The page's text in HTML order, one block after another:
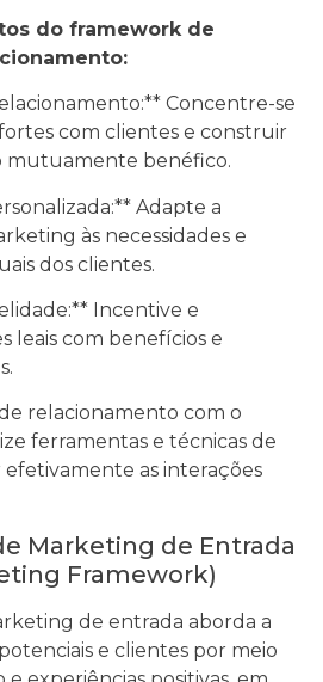
do framework de
Concentre-se
com clientes e construir
mutuamente benéfico.
Adapte a
às necessidades e
dos clientes.
Incentive e
leais com benefícios e
relacionamento com o
ferramentas e técnicas de
efetivamente as interações
Marketing de Entrada
Framework)
de entrada aborda a
e clientes por meio